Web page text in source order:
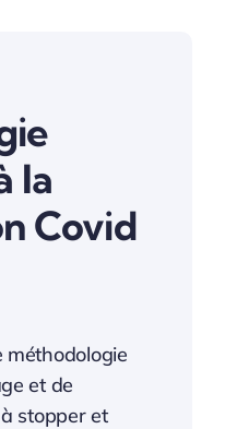
la
Covid
méthodologie
et de
stopper et